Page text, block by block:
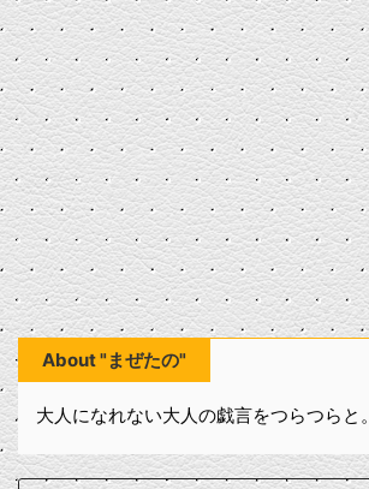
About "まぜたの"
大人になれない大人の戯言をつらつらと。